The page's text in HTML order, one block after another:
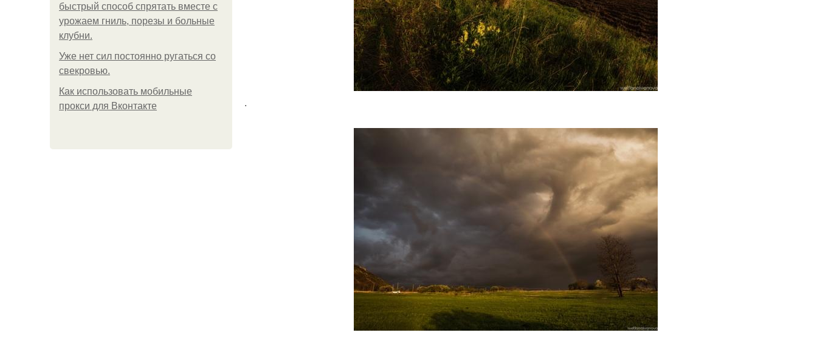
быстрый способ спрятать вместе с
урожаем гниль, порезы и больные
клубни.
Уже нет сил постоянно ругаться со
свекровью.
Как использовать мобильные
прокси для Вконтакте
.